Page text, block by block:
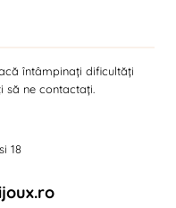
întâmpinați dificultăți
să ne contactați.
18